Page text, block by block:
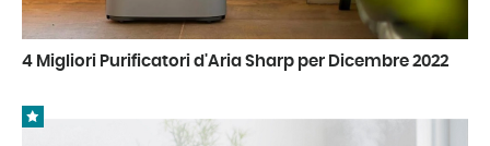
4 Migliori Purificatori d'Aria Sharp per Dicembre 2022